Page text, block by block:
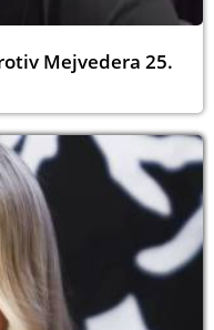
Mejvedera 25.